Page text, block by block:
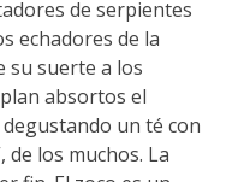
de serpientes
echadores de la
su suerte a los
absortos el
un té con
de los muchos. La